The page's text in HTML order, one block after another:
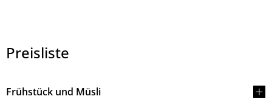
Preisliste
Frühstück und Müsli